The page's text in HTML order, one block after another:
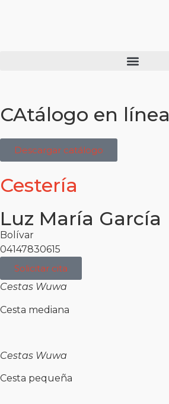
CAtálogo en línea
Descargar catálogo
Cestería
Luz María García
Bolívar
04147830615
Solicitar cita
Cestas Wuwa
Cesta mediana
Cestas Wuwa
Cesta pequeña